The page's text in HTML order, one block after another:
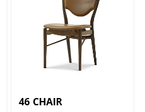
46 CHAIR